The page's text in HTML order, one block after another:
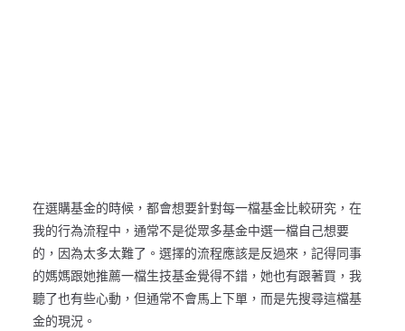
在選購基金的時候，都會想要針對每一檔基金比較研究，在
我的行為流程中，通常不是從眾多基金中選一檔自己想要
的，因為太多太難了。選擇的流程應該是反過來，記得同事
的媽媽跟她推薦一檔生技基金覺得不錯，她也有跟著買，我
聽了也有些心動，但通常不會馬上下單，而是先搜尋這檔基
金的現況。